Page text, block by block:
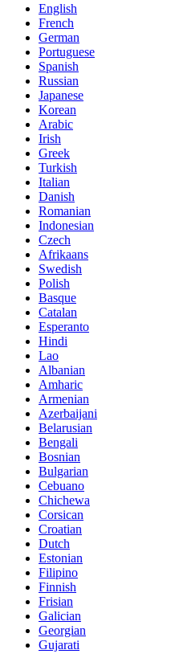
English
French
German
Portuguese
Spanish
Russian
Japanese
Korean
Arabic
Irish
Greek
Turkish
Italian
Danish
Romanian
Indonesian
Czech
Afrikaans
Swedish
Polish
Basque
Catalan
Esperanto
Hindi
Lao
Albanian
Amharic
Armenian
Azerbaijani
Belarusian
Bengali
Bosnian
Bulgarian
Cebuano
Chichewa
Corsican
Croatian
Dutch
Estonian
Filipino
Finnish
Frisian
Galician
Georgian
Gujarati